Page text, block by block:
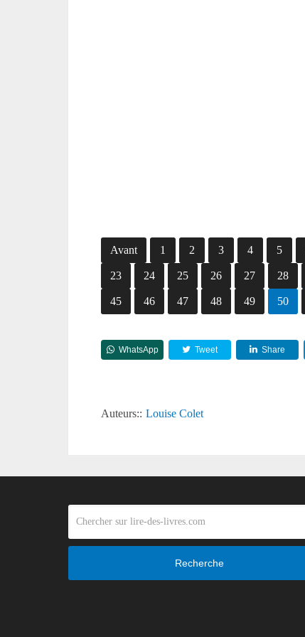
Avant 1 2 3 4 5
23 24 25 26 27 28
45 46 47 48 49 50
WhatsApp Tweet Share
Auteurs:: Louise Colet
Recherche